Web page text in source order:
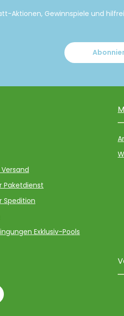
Aktionen, Gewinnspiele und
Paketdienst
Spedition
Exklusiv-Pools